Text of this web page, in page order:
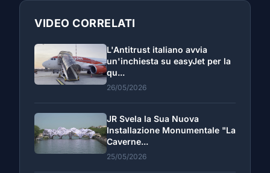
VIDEO CORRELATI
L'Antitrust italiano avvia
un'inchiesta su easyJet per la
qu...
26/05/2026
JR Svela la Sua Nuova
Installazione Monumentale "La
Caverne...
25/05/2026